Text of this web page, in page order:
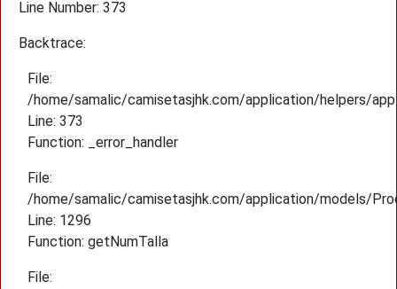
Line Number: 373
Backtrace:
File:
/home/samalic/camisetasjhk.com/application/helpers/
Line: 373
Function: _error_handler
File:
/home/samalic/camisetasjhk.com/application/models/
Line: 1296
Function: getNumTalla
File: